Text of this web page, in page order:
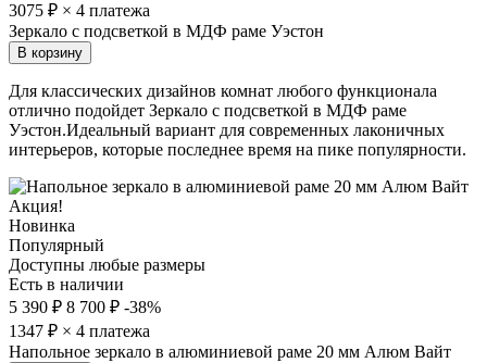
3075 ₽ × 4 платежа
Зеркало с подсветкой в МДФ раме Уэстон
В корзину
Для классических дизайнов комнат любого функционала
отлично подойдет Зеркало с подсветкой в МДФ раме
Уэстон.Идеальный вариант для современных лаконичных
интерьеров, которые последнее время на пике популярности.
Акция!
Новинка
Популярный
Доступны любые размеры
Есть в наличии
5 390 ₽ 8 700 ₽ -38%
1347 ₽ × 4 платежа
Напольное зеркало в алюминиевой раме 20 мм Алюм Вайт